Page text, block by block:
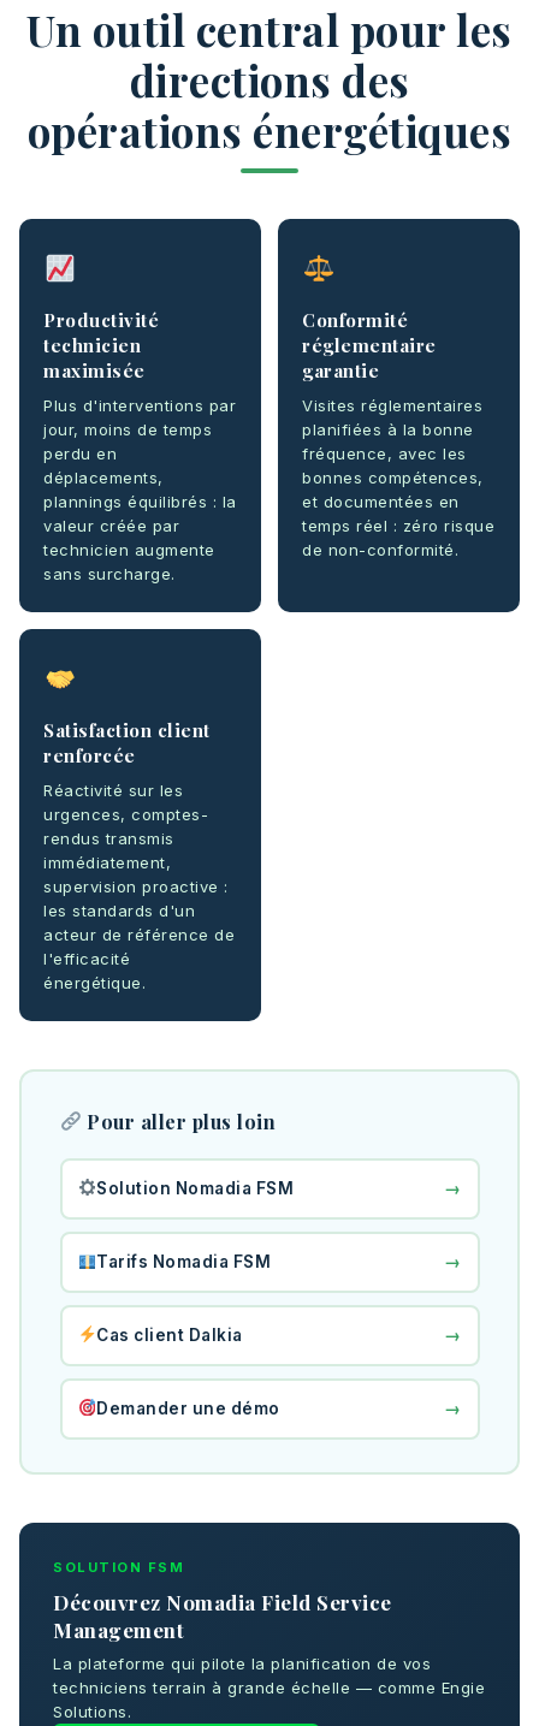
Un outil central pour les
directions des
opérations énergétiques
Productivité
technicien
maximisée
Plus d'interventions par
jour, moins de temps
perdu en
déplacements,
plannings équilibrés : la
valeur créée par
technicien augmente
sans surcharge.
Conformité
réglementaire
garantie
Visites réglementaires
planifiées à la bonne
fréquence, avec les
bonnes compétences,
et documentées en
temps réel : zéro risque
de non-conformité.
Satisfaction client
renforcée
Réactivité sur les
urgences, comptes-
rendus transmis
immédiatement,
supervision proactive :
les standards d'un
acteur de référence de
l'efficacité
énergétique.
Pour aller plus loin
Solution Nomadia FSM →
Tarifs Nomadia FSM →
Cas client Dalkia →
Demander une démo →
SOLUTION FSM
Découvrez Nomadia Field Service
Management
La plateforme qui pilote la planification de vos
techniciens terrain à grande échelle — comme Engie
Solutions.